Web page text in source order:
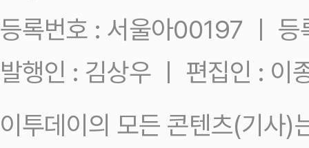
등록번호 : 서울아00197 ㅣ
발행인 : 김상우 ㅣ 편집인 : 이
이투데이의 모든 콘텐츠(기사)